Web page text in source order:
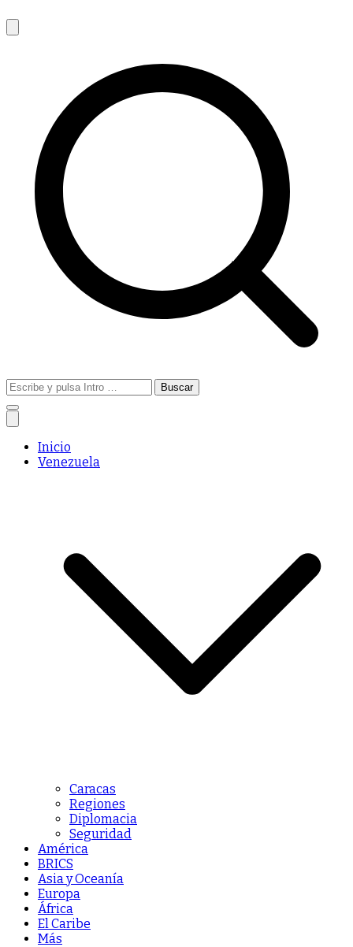
Buscar:
Inicio
Venezuela
Caracas
Regiones
Diplomacia
Seguridad
América
BRICS
Asia y Oceanía
Europa
África
El Caribe
Más